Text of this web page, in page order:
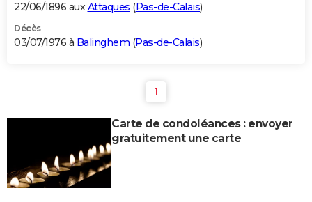
22/06/1896 auxAttaques (Pas-de-Calais)
Décès
03/07/1976 à Balinghem (Pas-de-Calais)
1
Carte de condoléances : envoyer
gratuitement une carte